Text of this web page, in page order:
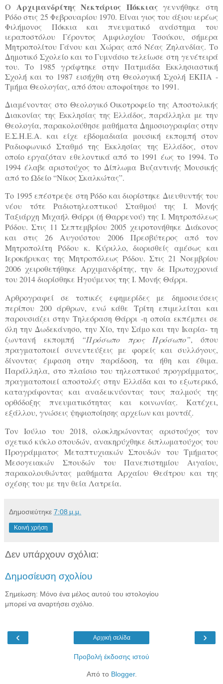
Ο Αρχιμανδρίτης Νεκτάριος Πόκκιαςγεννήθηκε στη
Ρόδο στις 25 Φεβρουαρίου 1970. Είναι γιος του άξιου ιερέως
Φιλήμονος Πόκκια και πνευματικό ανάστημα του
ιεραποστόλου Γέροντος Αμφιλοχίου Τσούκου, σήμερα
Μητροπολίτου Γάνου και Χώρας από Νέας Ζηλανδίας. Το
Δημοτικό Σχολείο και το Γυμνάσιο τελείωσε στη γενέτειρά
του. Το 1985 γράφτηκε στην Πατμιάδα Εκκλησιαστική
Σχολή και το 1987 εισήχθη στη Θεολογική Σχολή ΕΚΠΑ -
Τμήμα Θεολογίας, από όπου αποφοίτησε το 1991.
Διαμένοντας στο Θεολογικό Οικοτροφείο της Αποστολικής
Διακονίας της Εκκλησίας της Ελλάδος, παράλληλα με την
Θεολογία, παρακολούθησε μαθήματα Δημοσιογραφίας στην
Ε.Σ.Η.Ε.Α. και είχε εβδομαδιαία μουσική εκπομπή στον
Ραδιοφωνικό Σταθμό της Εκκλησίας της Ελλάδος, στον
οποίο εργαζόταν εθελοντικά από το 1991 έως το 1994. Το
1994 έλαβε αριστούχος το Δίπλωμα Βυζαντινής Μουσικής
από το Ωδείο “Νίκος Σκαλκώτας”.
Το 1995 επέστρεψε στη Ρόδο και διορίστηκε Διευθυντής του
νέου τότε Ραδιοτηλεοπτικού Σταθμού της Ι. Μονής
Ταξιάρχη Μιχαήλ Θάρρι (ή Θαρρενού) της Ι. Μητροπόλεως
Ρόδου. Στις 11 Σεπτεμβρίου 2005 χειροτονήθηκε Διάκονος
και στις 26 Αυγούστου 2006 Πρεσβύτερος από τον
Μητροπολίτη Ρόδου κ. Κύριλλο, διορισθείς αμέσως και
Ιεροκήρυκας της Μητροπόλεως Ρόδου. Στις 21 Νοεμβρίου
2006 χειροθετήθηκε Αρχιμανδρίτης, την δε Πρωτοχρονιά
του 2014 διορίσθηκε Ηγούμενος της Ι. Μονής Θάρρι.
Αρθρογραφεί σε τοπικές εφημερίδες με δημοσιεύσεις
περίπου 200 άρθρων, ενώ κάθε Τρίτη επιμελείται και
παρουσιάζει στην Τηλεόραση Θάρρι -η οποία εκπέμπει σε
όλη την Δωδεκάνησο, την Χίο, την Σάμο και την Ικαρία- τη
ζωντανή εκπομπή “Πρόσωπο προς Πρόσωπο”, όπου
πραγματοποιεί συνεντεύξεις με φορείς και συλλόγους,
δίνοντας έμφαση στην παράδοση, τα ήθη και έθιμα.
Παράλληλα, στο πλαίσιο του τηλεοπτικού προγράμματος,
πραγματοποιεί αποστολές στην Ελλάδα και το εξωτερικό,
καταγράφοντας και αναδεικνύοντας τους παλμούς της
ορθόδοξης πνευματικότητας και κοινωνίας. Κατέχει,
εξάλλου, γνώσεις ψηφιοποίησης αρχείων και μοντάζ.
Τον Ιούλιο του 2018, ολοκληρώνοντας αριστούχος τον
σχετικό κύκλο σπουδών, ανακηρύχθηκε διπλωματούχος του
Προγράμματος Μεταπτυχιακών Σπουδών του Τμήματος
Μεσογειακών Σπουδών του Πανεπιστημίου Αιγαίου,
παρακολουθώντας μαθήματα Αρχαίου Θεάτρου και της
σχέσης του με την θεία Λατρεία.
Δημοσιεύτηκε 7:08 μ.μ.
Κοινή χρήση
Δεν υπάρχουν σχόλια:
Δημοσίευση σχολίου
Σημείωση: Μόνο ένα μέλος αυτού του ιστολογίου
μπορεί να αναρτήσει σχόλιο.
‹ ›
Αρχική σελίδα
Προβολή έκδοσης ιστού
Από το Blogger.